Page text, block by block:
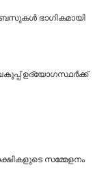
ഭാഗികമായി
ഉദ്യോഗസ്ഥർക്ക്
സമ്മേളനം